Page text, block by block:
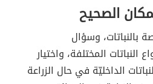
الصحيح
بالنباتات، وسؤال
المختلفة، واختيار
الداخليّة في حال الزراعة